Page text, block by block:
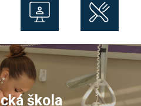
škola